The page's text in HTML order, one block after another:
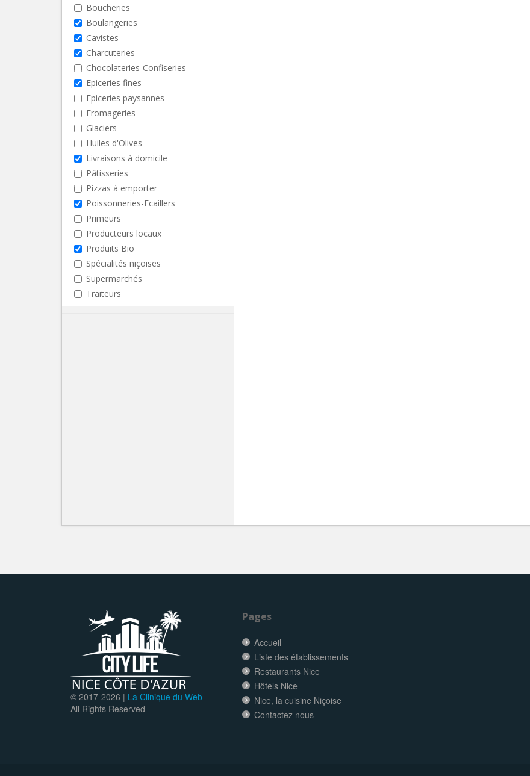
Boucheries
Boulangeries
Cavistes
Charcuteries
Chocolateries-Confiseries
Epiceries fines
Epiceries paysannes
Fromageries
Glaciers
Huiles d'Olives
Livraisons à domicile
Pâtisseries
Pizzas à emporter
Poissonneries-Ecaillers
Primeurs
Producteurs locaux
Produits Bio
Spécialités niçoises
Supermarchés
Traiteurs
© 2017-2026 | La Clinique du Web
All Rights Reserved
Pages
Accueil
Liste des établissements
Restaurants Nice
Hôtels Nice
Nice, la cuisine Niçoise
Contactez nous